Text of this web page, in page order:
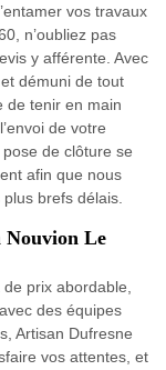
vos travaux
n’oubliez pas
y afférente. Avec
démuni de tout
de tenir en main
de votre
de clôture se
afin que nous
brefs délais.
Nouvion Le
de prix abordable,
des équipes
Artisan Dufresne
vos attentes, et